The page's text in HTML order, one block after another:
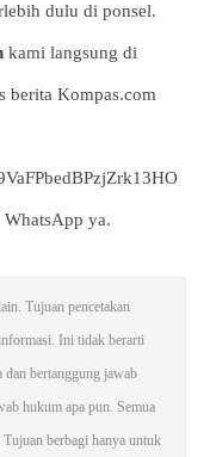
dulu di ponsel.
kami langsung di
berita Kompas.com
ya.
Tujuan pencetakan
Ini tidak berarti
dan bertanggung jawab
hukum apa pun. Semua
berbagi hanya untuk